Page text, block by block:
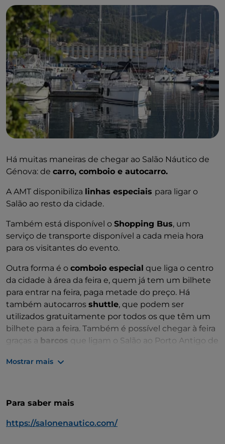
A completar as atrações, encontra-se a Power Village:
um espaço elegante reservado a barcos a motor,
bem como uma área de relaxamento onde os
visitantes podem desfrutar dos espetáculos. A
mesma área acolherá o Vip lounge, um local
exclusivo de hospitalidade enriquecido por parceiros
entre as marcas de luxo e de estilo de vida mais
prestigiadas. O programa detalhado será publicado
no site do evento.
Há muitas maneiras de chegar ao Salão Náutico de
Génova: de carro, comboio e autocarro.
A AMT disponibiliza linhas especiais para ligar o
Salão ao resto da cidade.
Também está disponível o Shopping Bus, um
serviço de transporte disponível a cada meia hora
para os visitantes do evento.
Outra forma é o comboio especial que liga o centro
da cidade à área da feira e, quem já tem um bilhete
para entrar na feira, paga metade do preço. Há
também autocarros shuttle, que podem ser
utilizados gratuitamente por todos os que têm um
bilhete para a feira. Também é possível chegar à feira
graças a barcos que ligam o Salão ao Porto Antigo de
Mostrar mais
Para saber mais
https://salonenautico.com/